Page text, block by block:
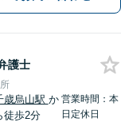
護士
歳烏山駅 か
徒歩2分
営業時間：本
日定休日